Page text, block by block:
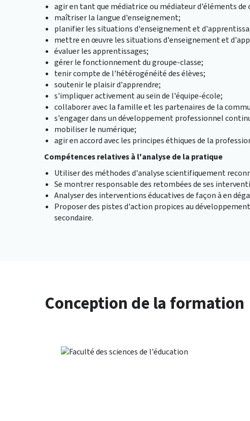
agir en tant que médiatrice ou médiateur d'éléments de
maîtriser la langue d'enseignement;
planifier les situations d'enseignement et
mettre en œuvre les situations d'enseignement et
évaluer les apprentissages;
gérer le fonctionnement du groupe-classe;
tenir compte de l'hétérogénéité des élèves;
soutenir le plaisir d'apprendre;
s'impliquer activement au sein de l'équipe-école;
collaborer avec la famille et les partenaires de la
s'engager dans un développement professionnel
mobiliser le numérique;
agir en accord avec les principes éthiques de la
Compétences relatives à l'analyse de la pratique
Utiliser des méthodes d'analyse scientifiquement
Se montrer responsable des retombées de ses
Analyser des interventions éducatives de façon à en
Proposer des pistes d'action propices au
secondaire.
Conception de la formation